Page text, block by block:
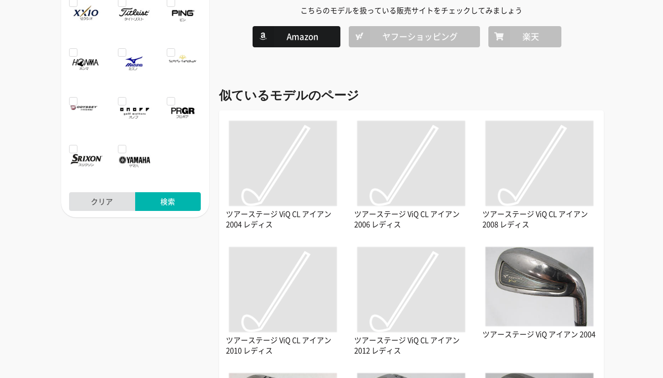
クリア 検索
こちらのモデルを扱っている販売サイトをチェックしてみましょう
Amazon ヤフーショッピング 楽天
似ているモデルのページ
ツアーステージ ViQ CL アイアン
2004 レディス
ツアーステージ ViQ CL アイアン
2006 レディス
ツアーステージ ViQ CL アイアン
2008 レディス
ツアーステージ ViQ CL アイアン
2010 レディス
ツアーステージ ViQ CL アイアン
2012 レディス
ツアーステージ ViQ アイアン 2004